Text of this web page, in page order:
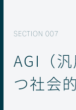
AGI（
つ社会